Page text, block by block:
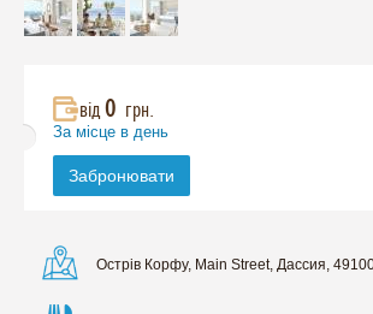
від0 грн.
За місце в день
Забронювати
Острів Корфу, Main Street, Дассия,